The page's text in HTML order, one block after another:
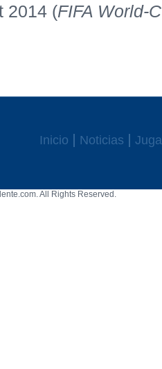
2014 (FIFA World-
Inicio Noticias
All Rights Reserved.